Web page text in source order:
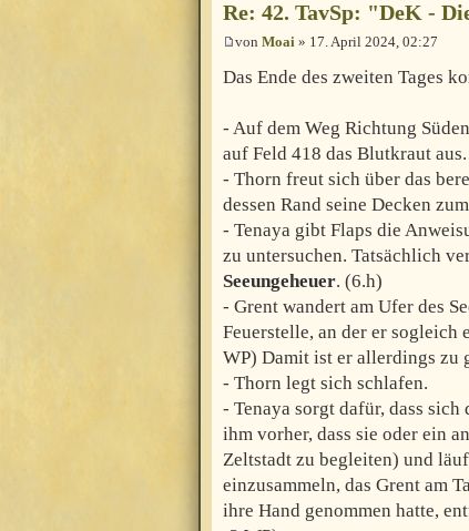
Re: 42. TavSp: "DeK -
von Moai » 17. April 2024, 02:27
Das Ende des zweiten Tages
- Auf dem Weg Richtung
auf Feld 418 das Blutkraut
- Thorn freut sich über das
dessen Rand seine Decken
- Tenaya gibt Flaps die
zu untersuchen. Tatsächlich
Seeungeheuer. (6.h)
- Grent wandert am Ufer des
Feuerstelle, an der er sogleich
WP) Damit ist er allerdings zu
- Thorn legt sich schlafen.
- Tenaya sorgt dafür, dass
ihm vorher, dass sie oder ein
Zeltstadt zu begleiten) und
einzusammeln, das Grent am
ihre Hand genommen hatte,